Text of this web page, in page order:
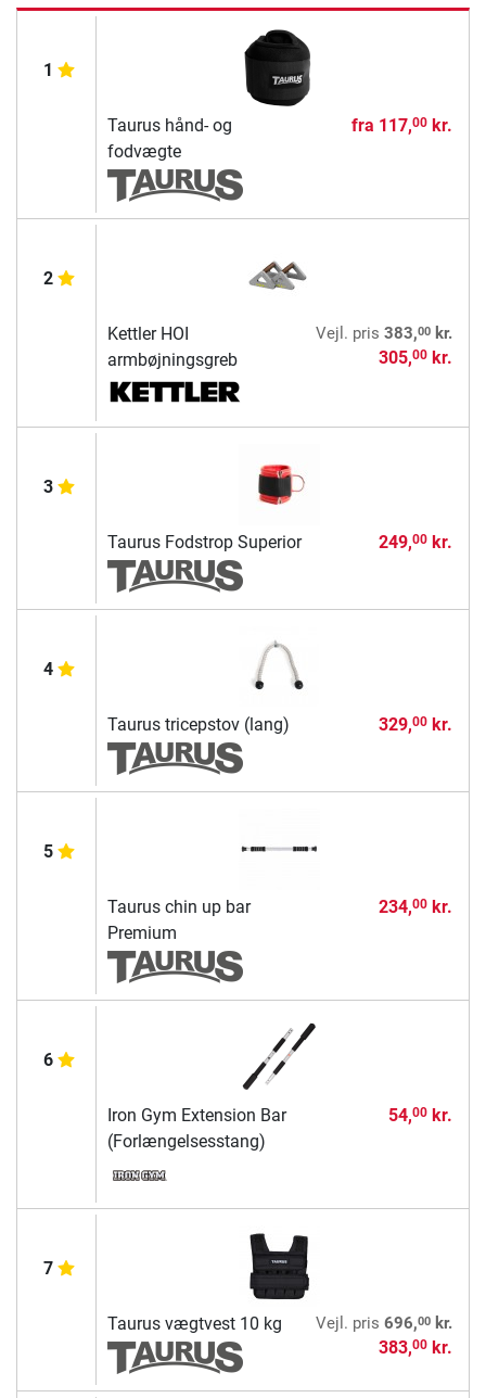
1
Taurus hånd- og
fodvægte
fra 117,00kr.
2
Kettler HOI
armbøjningsgreb
Vejl. pris 383,00kr.
305,00kr.
3
Taurus Fodstrop Superior 249,00kr.
4
Taurus tricepstov (lang) 329,00kr.
5
Taurus chin up bar
Premium
234,00kr.
6
Iron Gym Extension Bar
(Forlængelsesstang)
54,00kr.
7
Taurus vægtvest 10 kg Vejl. pris 696,00kr.
383,00kr.